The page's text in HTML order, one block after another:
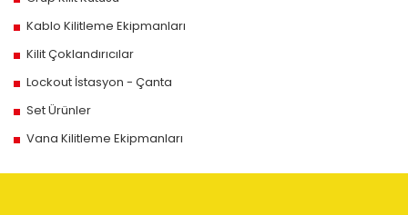
Kablo Kilitleme Ekipmanları
Kilit Çoklandırıcılar
Lockout İstasyon - Çanta
Set Ürünler
Vana Kilitleme Ekipmanları